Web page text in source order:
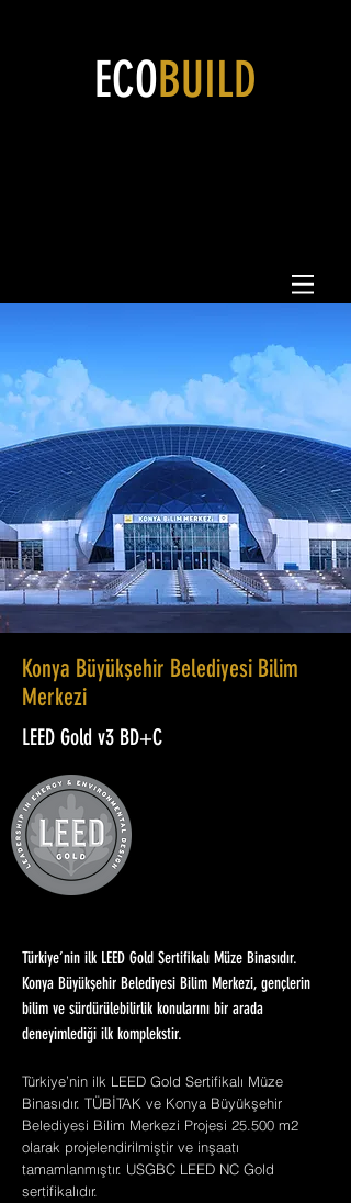
ECOBUILD
Konya Büyükşehir Belediyesi Bilim
Merkezi
LEED Gold v3 BD+C
Türkiye’nin ilk LEED Gold Sertifikalı Müze Binasıdır.
Konya Büyükşehir Belediyesi Bilim Merkezi, gençlerin
bilim ve sürdürülebilirlik konularını bir arada
deneyimlediği ilk komplekstir.
Türkiye’nin ilk LEED Gold Sertifikalı Müze
Binasıdır. TÜBİTAK ve Konya Büyükşehir
Belediyesi Bilim Merkezi Projesi 25.500 m2
olarak projelendirilmiştir ve inşaatı
tamamlanmıştır. USGBC LEED NC Gold
sertifikalıdır.